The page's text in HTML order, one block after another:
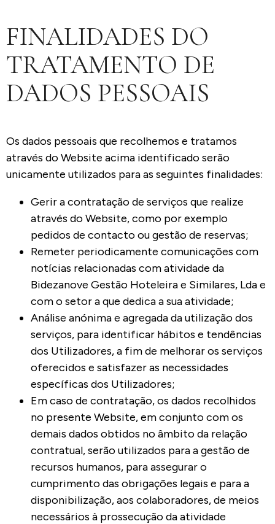
FINALIDADES DO
TRATAMENTO DE
DADOS PESSOAIS
Os dados pessoais que recolhemos e tratamos
através do Website acima identificado serão
unicamente utilizados para as seguintes finalidades:
Gerir a contratação de serviços que realize
através do Website, como por exemplo
pedidos de contacto ou gestão de reservas;
Remeter periodicamente comunicações com
notícias relacionadas com atividade da
Bidezanove Gestão Hoteleira e Similares, Lda e
com o setor a que dedica a sua atividade;
Análise anónima e agregada da utilização dos
serviços, para identificar hábitos e tendências
dos Utilizadores, a fim de melhorar os serviços
oferecidos e satisfazer as necessidades
específicas dos Utilizadores;
Em caso de contratação, os dados recolhidos
no presente Website, em conjunto com os
demais dados obtidos no âmbito da relação
contratual, serão utilizados para a gestão de
recursos humanos, para assegurar o
cumprimento das obrigações legais e para a
disponibilização, aos colaboradores, de meios
necessários à prossecução da atividade